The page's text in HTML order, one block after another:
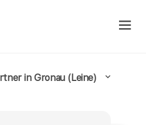
in Gronau (Leine)